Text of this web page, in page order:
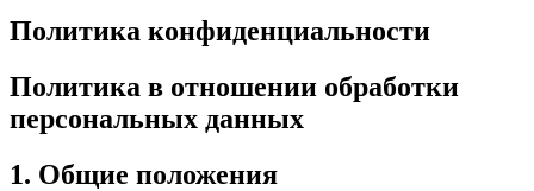
Политика конфиденциальности
Политика в отношении обработки
персональных данных
1. Общие положения